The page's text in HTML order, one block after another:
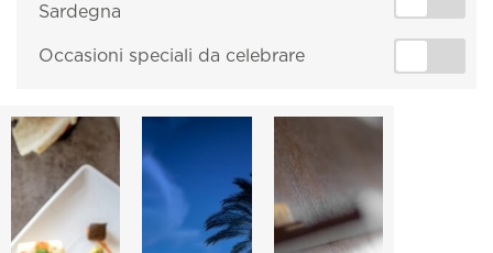
Sardegna
Occasioni speciali da celebrare